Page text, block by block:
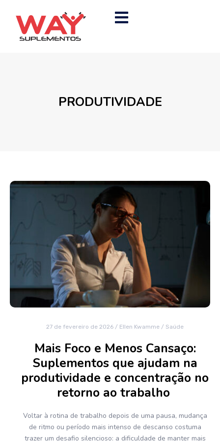
PRODUTIVIDADE
27 de fevereiro de 2026 / Ellen Kwamme / Saúde
Mais Foco e Menos Cansaço:
Suplementos que ajudam na
produtividade e concentração no
retorno ao trabalho
Voltar à rotina de trabalho depois de uma pausa, mudança
de ritmo ou período mais intenso de descanso costuma
trazer um desafio silencioso: a dificuldade de manter mais